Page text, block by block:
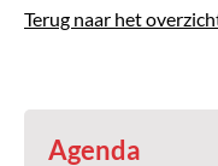
Terug naar het
Agenda